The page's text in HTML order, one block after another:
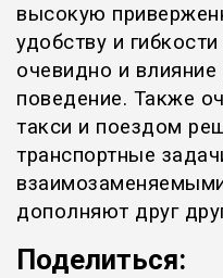
высокую
удобству и
очевидно и влияние
поведение. Также
такси и поездом
транспортные
дополняют друг
Поделиться: